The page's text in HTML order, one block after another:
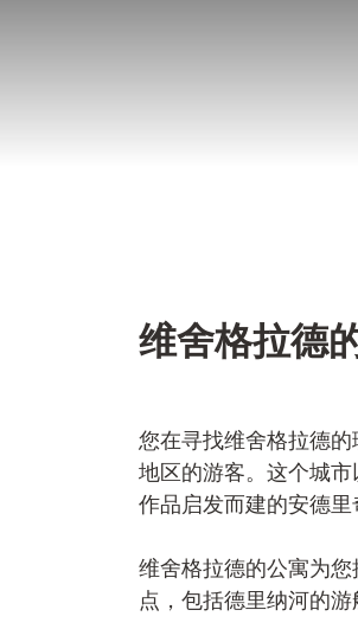
维舍格拉德
您在寻找维舍格拉德
地区的游客。这个城
作品启发而建的安德里
维舍格拉德的公寓为
点，包括德里纳河的